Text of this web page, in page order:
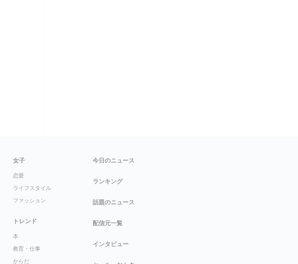
女子
恋愛
ライフスタイル
ファッション
トレンド
本
教育・仕事
からだ
今日のニュース
ランキング
話題のニュース
配信元一覧
インタビュー